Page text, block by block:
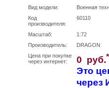
Вид модели:
Военная
Код
производителя:
60110
Масштаб:
1:72
Производитель:
DRAGON
Цена при покупке
через интернет:
0 руб.*
Это
через